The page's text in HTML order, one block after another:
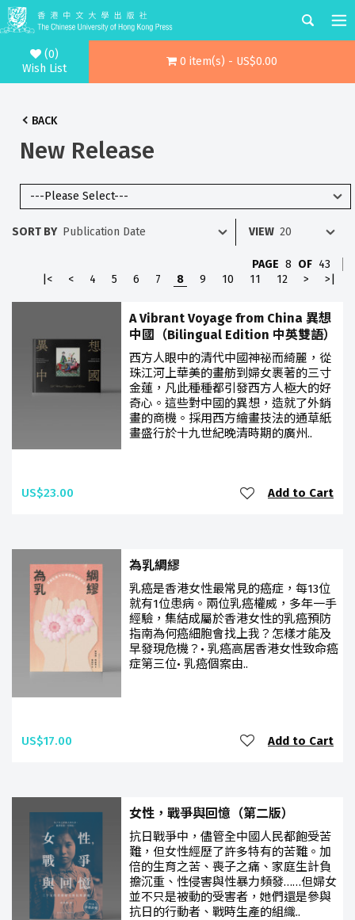
(0)
Wish List
0 item(s) - US$0.00
BACK
New Release
SORT BY VIEW
PAGE 8 OF 43
|<
< 4 5 6 7 8 9 10 11 12 > >|
A Vibrant Voyage from China 異想
中國（Bilingual Edition 中英雙語）
西方人眼中的清代中國神祕而綺麗，從
珠江河上華美的畫舫到婦女裹著的三寸
金蓮，凡此種種都引發西方人極大的好
奇心。這些對中國的異想，造就了外銷
畫的商機。採用西方繪畫技法的通草紙
畫盛行於十九世紀晚清時期的廣州..
US$23.00 Add to Cart
為乳綢繆
乳癌是香港女性最常見的癌症，每13位
就有1位患病。兩位乳癌權威，多年一手
經驗，集結成屬於香港女性的乳癌預防
指南為何癌細胞會找上我？怎樣才能及
早發現危機？• 乳癌高居香港女性致命癌
症第三位• 乳癌個案由..
US$17.00 Add to Cart
女性，戰爭與回憶（第二版）
抗日戰爭中，儘管全中國人民都飽受苦
難，但女性經歷了許多特有的苦難。加
倍的生育之苦、喪子之痛、家庭生計負
擔沉重、性侵害與性暴力頻發……但婦女
並不只是被動的受害者，她們還是參與
抗日的行動者、戰時生產的組織..